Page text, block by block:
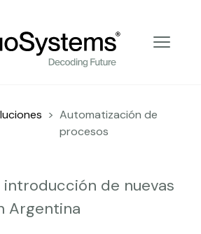
Decoding Future
> Automatización de
procesos
introducción de nuevas
Argentina